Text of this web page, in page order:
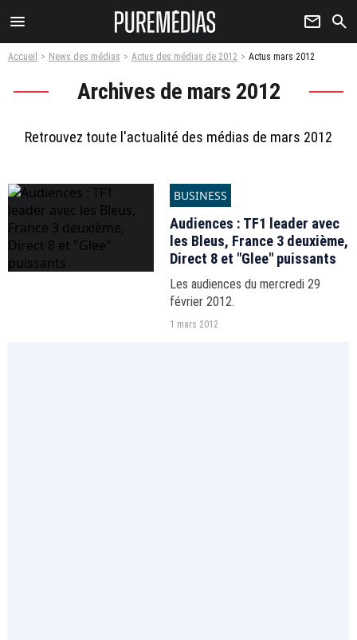
menu newsletter search
Accueil News des médias Actus des médias de 2012 Actus mars 2012
Archives de mars 2012
Retrouvez toute l'actualité des médias de mars 2012
BUSINESS
Audiences : TF1 leader avec
les Bleus, France 3 deuxième,
Direct 8 et "Glee" puissants
Les audiences du mercredi 29
février 2012.
1 mars 2012